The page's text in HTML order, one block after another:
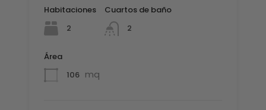
Habitaciones
2
Cuartos de baño
2
Área
106 mq